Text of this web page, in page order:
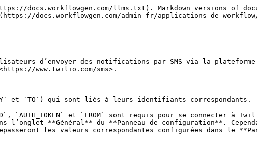
docs.workflowgen.com/llms.txt). Markdown versions of
docs.workflowgen.com/admin-fr/applications-de-workflow/
utilisateurs d’envoyer des notifications par SMS via la
www.twilio.com/sms>.
et `TO`) qui sont liés à leurs identifiants correspondants.
`AUTH_TOKEN` et `FROM` sont requis pour se connecter
l’onglet **Général** du **Panneau de configuration**.
les valeurs correspondantes configurées dans le